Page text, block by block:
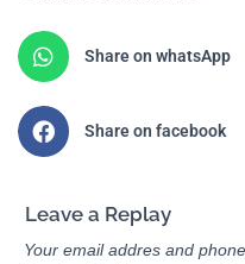
Share on whatsApp
Share on facebook
Leave a Replay
Your email addres and